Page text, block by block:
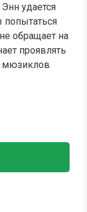
удается
попытаться
обращает на
проявлять
мюзиклов